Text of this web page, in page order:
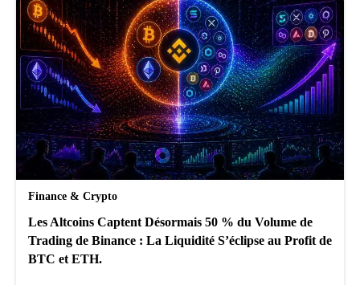
Finance & Crypto
Les Altcoins Captent Désormais 50 % du Volume de
Trading de Binance : La Liquidité S’éclipse au Profit de
BTC et ETH.